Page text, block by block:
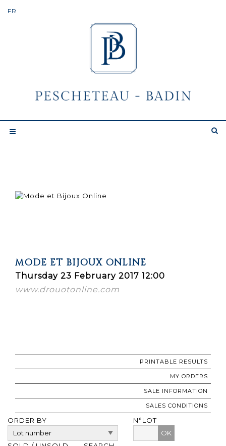
MODE ET BIJOUX ONLINE
Thursday 23 February 2017 12:00
www.drouotonline.com
PRINTABLE RESULTS
MY ORDERS
SALE INFORMATION
SALES CONDITIONS
ORDER BY
N°LOT
OK